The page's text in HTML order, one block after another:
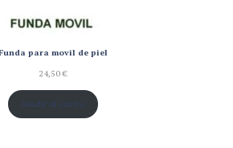
para movil de piel
24,50€
Añadir al carrito